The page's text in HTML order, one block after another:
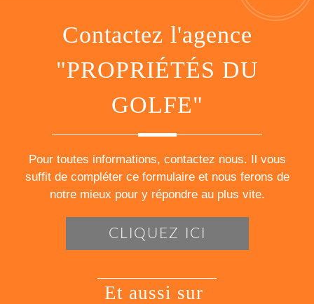
Contactez l'agence
"PROPRIÉTÉS DU
GOLFE"
Pour toutes informations, contactez nous. Il vous
suffit de compléter ce formulaire et nous ferons de
notre mieux pour y répondre au plus vite.
CLIQUEZ ICI
et aussi sur